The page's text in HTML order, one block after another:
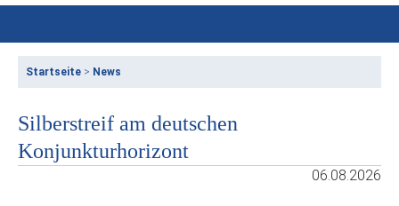
Startseite > News
Silberstreif am deutschen
Konjunkturhorizont
06.08.2026